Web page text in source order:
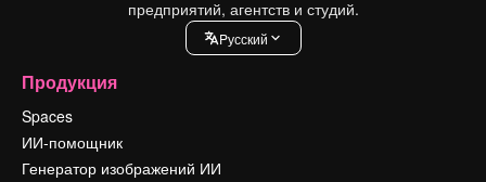
предприятий, агентств и студий.
Pусский
Продукция
Spaces
ИИ-помощник
Генератор изображений ИИ